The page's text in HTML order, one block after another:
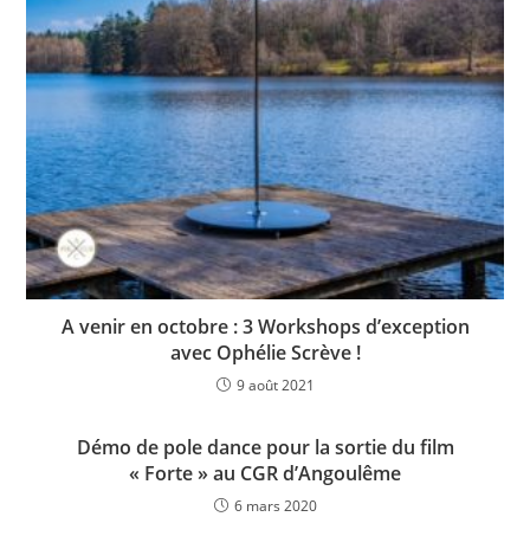
A venir en octobre : 3 Workshops d’exception
avec Ophélie Scrève !
9 août 2021
Démo de pole dance pour la sortie du film
« Forte » au CGR d’Angoulême
6 mars 2020